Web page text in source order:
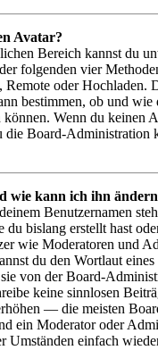
Avatar?
Bereich kannst du
folgenden vier
Remote oder Hochladen.
bestimmen, ob und wie
können. Wenn du keinen
die Board-Administration
wie kann ich ihn
Benutzernamen
du bislang erstellt hast
wie Moderatoren und
du den Wortlaut
von der Board-
keine sinnlosen
— die meisten
ein Moderator oder
Umständen einfach